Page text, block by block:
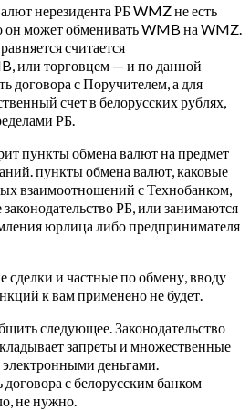
нерезидента РБ WMZ не есть
он может обменивать WMB на WMZ.
считается
или торговцем — и по данной
договора с Поручителем, а для
счет в белорусских рублях,
РБ.
пункты обмена валют на предмет
пункты обмена валют, каковые
взаимоотношений с Технобанком,
РБ, или занимаются
юрлица либо предпринимателя
сделки и частные по обмену, вводу
к вам применено не будет.
следующее. Законодательство
запреты и множественные
электронными деньгами.
с белорусским банком
не нужно.